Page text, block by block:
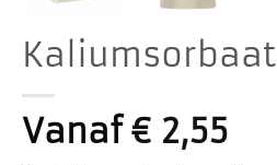
Kaliumsorbaat
Vanaf€2,55